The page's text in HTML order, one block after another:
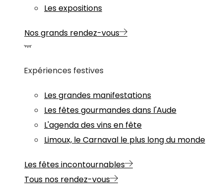
Les expositions
Nos grands rendez-vous
Expériences festives
Les grandes manifestations
Les fêtes gourmandes dans l'Aude
L'agenda des vins en fête
Limoux, le Carnaval le plus long du monde
Les fêtes incontournables
Tous nos rendez-vous